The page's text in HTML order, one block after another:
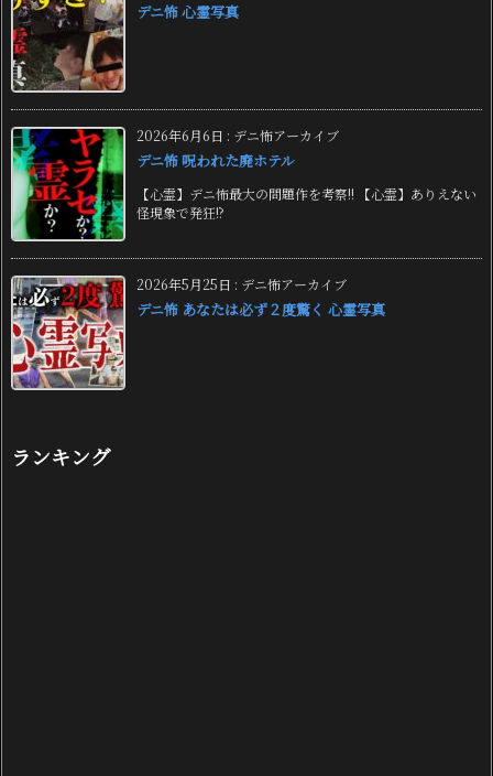
デニ怖 心霊写真
2026年6月6日 : デニ怖アーカイブ
デニ怖 呪われた廃ホテル
【心霊】デニ怖最大の問題作を考察!! 【心霊】ありえない
怪現象で発狂!?
2026年5月25日 : デニ怖アーカイブ
デニ怖 あなたは必ず２度驚く 心霊写真
ランキング